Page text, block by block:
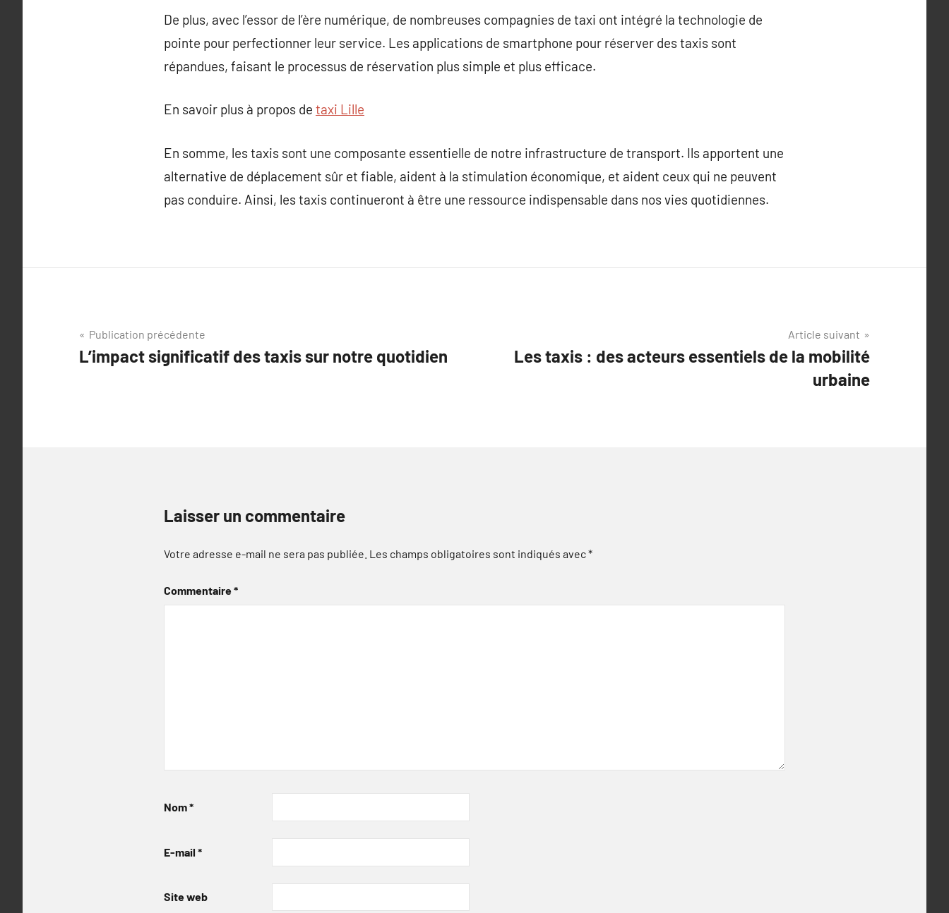
De plus, avec l’essor de l’ère numérique, de nombreuses compagnies de taxi ont intégré la technologie de
pointe pour perfectionner leur service. Les applications de smartphone pour réserver des taxis sont
répandues, faisant le processus de réservation plus simple et plus efficace.
En savoir plus à propos de taxi Lille
En somme, les taxis sont une composante essentielle de notre infrastructure de transport. Ils apportent une
alternative de déplacement sûr et fiable, aident à la stimulation économique, et aident ceux qui ne peuvent
pas conduire. Ainsi, les taxis continueront à être une ressource indispensable dans nos vies quotidiennes.
Navigation
de
Publication précédente
L’impact significatif des taxis sur notre quotidien
Article suivant
Les taxis : des acteurs essentiels de la mobilité
urbaine
Laisser un commentaire
Votre adresse e-mail ne sera pas publiée. Les champs obligatoires sont indiqués avec*
Commentaire*
Nom*
E-mail *
Site web